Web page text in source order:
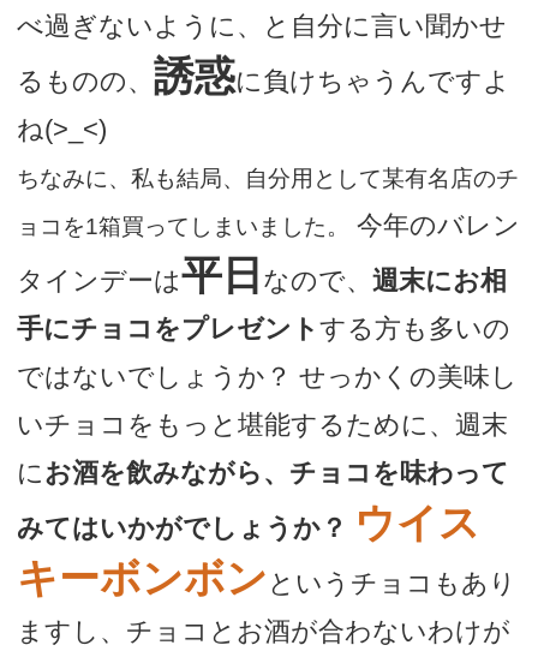
べ過ぎないように、と自分に言い聞かせ
るものの、 誘惑に負けちゃうんですよ
ね(>_<)
ちなみに、私も結局、自分用として某有名店のチ
ョコを1箱買ってしまいました。
今年のバレン
タインデーは平日 なので、 週末にお相
手にチョコをプレゼント する方も多いの
ではないでしょうか？ せっかくの美味し
いチョコをもっと堪能するために、週末
にお酒を飲みながら、チョコを味わって
みてはいかがでしょうか？ ウイス
キーボンボン というチョコもあり
ますし、チョコとお酒が合わないわけが